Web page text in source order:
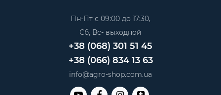
Пн-Пт с 09:00 до 17:30,
Сб, Вс- выходной
+38 (068) 301 51 45
+38 (066) 834 13 63
info@agro-shop.com.ua